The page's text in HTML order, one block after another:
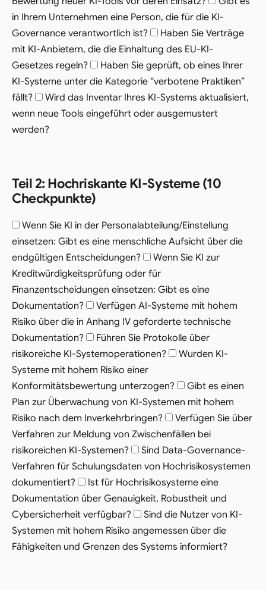
in Ihrem Unternehmen eine Person, die für die KI-
Governance verantwortlich ist?
Haben Sie Verträge
mit KI-Anbietern, die die Einhaltung des EU-KI-
Gesetzes regeln?
Haben Sie geprüft, ob eines Ihrer
KI-Systeme unter die Kategorie “verbotene Praktiken”
fällt?
Wird das Inventar Ihres KI-Systems aktualisiert,
wenn neue Tools eingeführt oder ausgemustert
werden?
Teil 2: Hochriskante KI-Systeme (10
Checkpunkte)
Wenn Sie KI in der Personalabteilung/Einstellung
einsetzen: Gibt es eine menschliche Aufsicht über die
endgültigen Entscheidungen?
Wenn Sie KI zur
Kreditwürdigkeitsprüfung oder für
Finanzentscheidungen einsetzen: Gibt es eine
Dokumentation?
Verfügen AI-Systeme mit hohem
Risiko über die in Anhang IV geforderte technische
Dokumentation?
Führen Sie Protokolle über
risikoreiche KI-Systemoperationen?
Wurden KI-
Systeme mit hohem Risiko einer
Konformitätsbewertung unterzogen?
Gibt es einen
Plan zur Überwachung von KI-Systemen mit hohem
Risiko nach dem Inverkehrbringen?
Verfügen Sie über
Verfahren zur Meldung von Zwischenfällen bei
risikoreichen KI-Systemen?
Sind Data-Governance-
Verfahren für Schulungsdaten von Hochrisikosystemen
dokumentiert?
Ist für Hochrisikosysteme eine
Dokumentation über Genauigkeit, Robustheit und
Cybersicherheit verfügbar?
Sind die Nutzer von KI-
Systemen mit hohem Risiko angemessen über die
Fähigkeiten und Grenzen des Systems informiert?